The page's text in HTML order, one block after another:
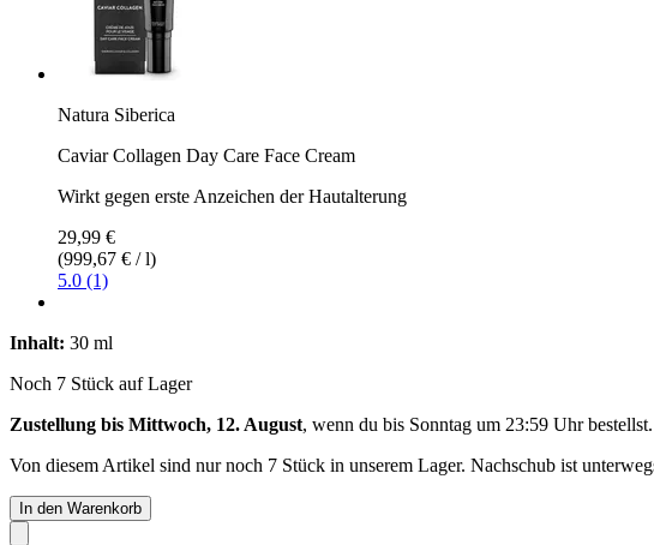
Natura Siberica
Caviar Collagen Day Care Face Cream
Wirkt gegen erste Anzeichen der Hautalterung
29,99 €
(999,67 € / l)
5.0 (1)
Inhalt: 30 ml
Noch 7 Stück auf Lager
Zustellung bis Mittwoch, 12. August, wenn du bis Sonntag um 23:59 Uhrbestellst.
Von diesem Artikel sind nur noch 7 Stück in unserem Lager. Nachschub ist
In den Warenkorb